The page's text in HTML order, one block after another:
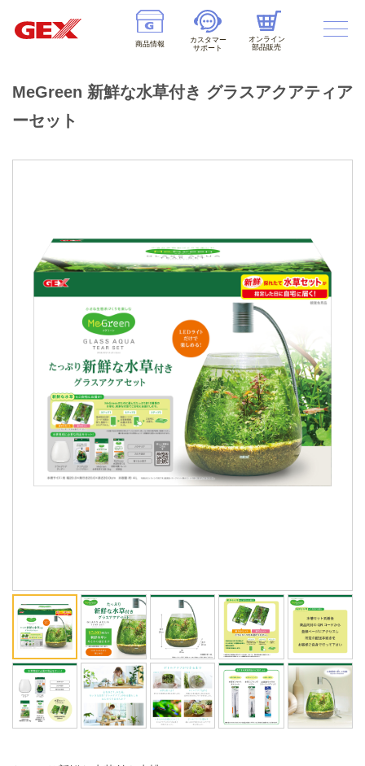
商品情報
カスタマー
サポート
オンライン
部品販売
ENGLISH 中文
MeGreen 新鮮な水草付き グラスアクアティア
ーセット